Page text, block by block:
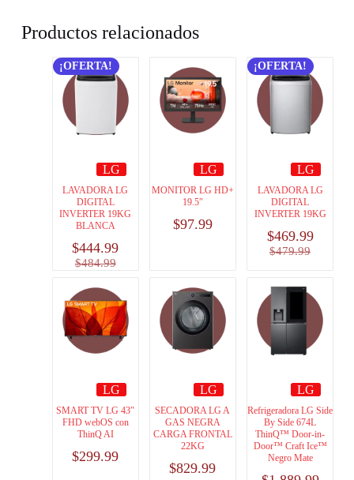
Productos relacionados
¡OFERTA!
LG
LAVADORA LG
DIGITAL
INVERTER 19KG
BLANCA
$484.99
$444.99
LG
MONITOR LG HD+
19.5″
$97.99
¡OFERTA!
LG
LAVADORA LG
DIGITAL
INVERTER 19KG
$479.99
$469.99
LG
SMART TV LG 43″
FHD webOS con
ThinQ AI
$299.99
LG
SECADORA LG A
GAS NEGRA
CARGA FRONTAL
22KG
$829.99
LG
Refrigeradora LG Side
By Side 674L
ThinQ™ Door-in-
Door™ Craft Ice™
Negro Mate